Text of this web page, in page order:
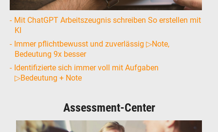
Mit ChatGPT Arbeitszeugnis schreiben So erstellen mit
KI
Immer pflichtbewusst und zuverlässig ▷Note,
Bedeutung 9x besser
Identifizierte sich immer voll mit Aufgaben
▷Bedeutung + Note
Assessment-Center